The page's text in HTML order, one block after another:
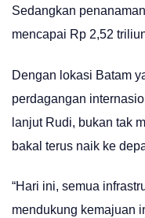
Sedangkan
mencapai Rp 2,52
Dengan lokasi Batam
perdagangan
lanjut Rudi, bukan tak
bakal terus naik ke
“Hari ini, semua
mendukung kemajuan